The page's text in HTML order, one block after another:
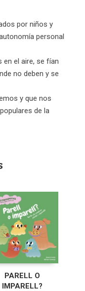
por niños y
personal
el aire, se fían
no deben y se
y que nos
de la
PARELL O
IMPARELL?